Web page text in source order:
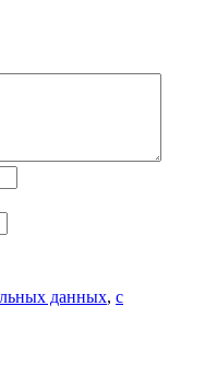
данных, с